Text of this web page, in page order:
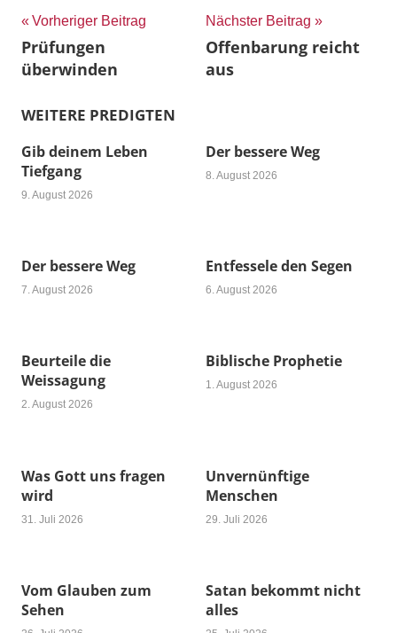
Beitragsnavigation
Vorheriger Beitrag
Prüfungen
überwinden
Nächster Beitrag
Offenbarung reicht
aus
WEITERE PREDIGTEN
Gib deinem Leben
Tiefgang
9. August 2026
Der bessere Weg
8. August 2026
Der bessere Weg
7. August 2026
Entfessele den Segen
6. August 2026
Beurteile die
Weissagung
2. August 2026
Biblische Prophetie
1. August 2026
Was Gott uns fragen
wird
31. Juli 2026
Unvernünftige
Menschen
29. Juli 2026
Vom Glauben zum
Sehen
Satan bekommt nicht
alles